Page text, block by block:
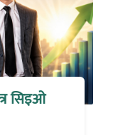
सिइओ